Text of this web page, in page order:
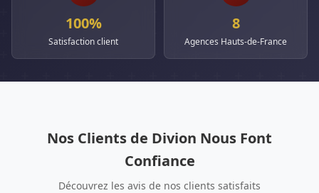
100%
Satisfaction client
8
Agences Hauts-de-France
Nos Clients de Divion Nous Font
Confiance
Découvrez les avis de nos clients satisfaits